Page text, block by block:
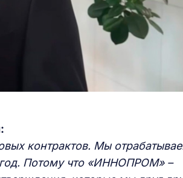
контрактов. Мы
Потому что «ИННОПРОМ» –